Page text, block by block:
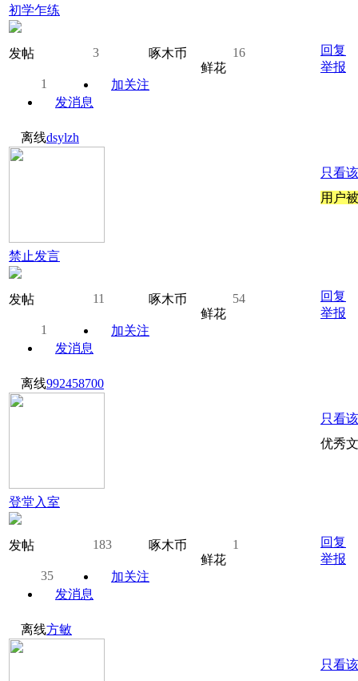
初学乍练
发帖 3 啄木币
16
鲜花
1
加关注
发消息
回复
举报
离线dsylzh
禁止发言
发帖 11 啄木币
54
鲜花
1
加关注
发消息
只看
用户
回复
举报
离线992458700
登堂入室
发帖 183 啄木币
1
鲜花
35
加关注
发消息
只看
优秀
回复
举报
离线方敏
只看